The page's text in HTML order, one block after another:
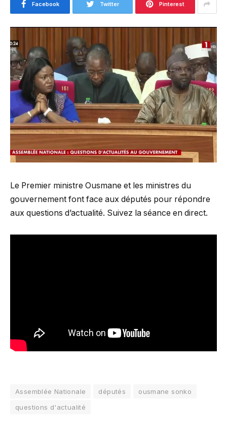
Facebook Twitter Pinterest
Le Premier ministre Ousmane et les ministres du
gouvernement font face aux députés pour répondre
aux questions d’actualité. Suivez la séance en direct.
Assemblée Nationale députés
ousmane sonko
questions d'actualité